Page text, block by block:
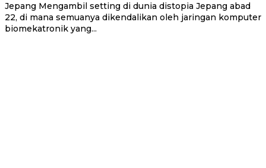
Jepang Mengambil setting di dunia distopia Jepang abad
22, di mana semuanya dikendalikan oleh jaringan komputer
biomekatronik yang...